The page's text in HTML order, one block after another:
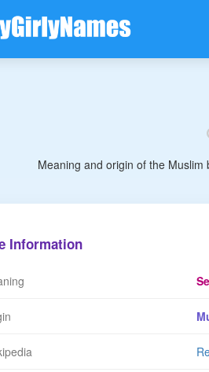
Meaning and origin of the
Information